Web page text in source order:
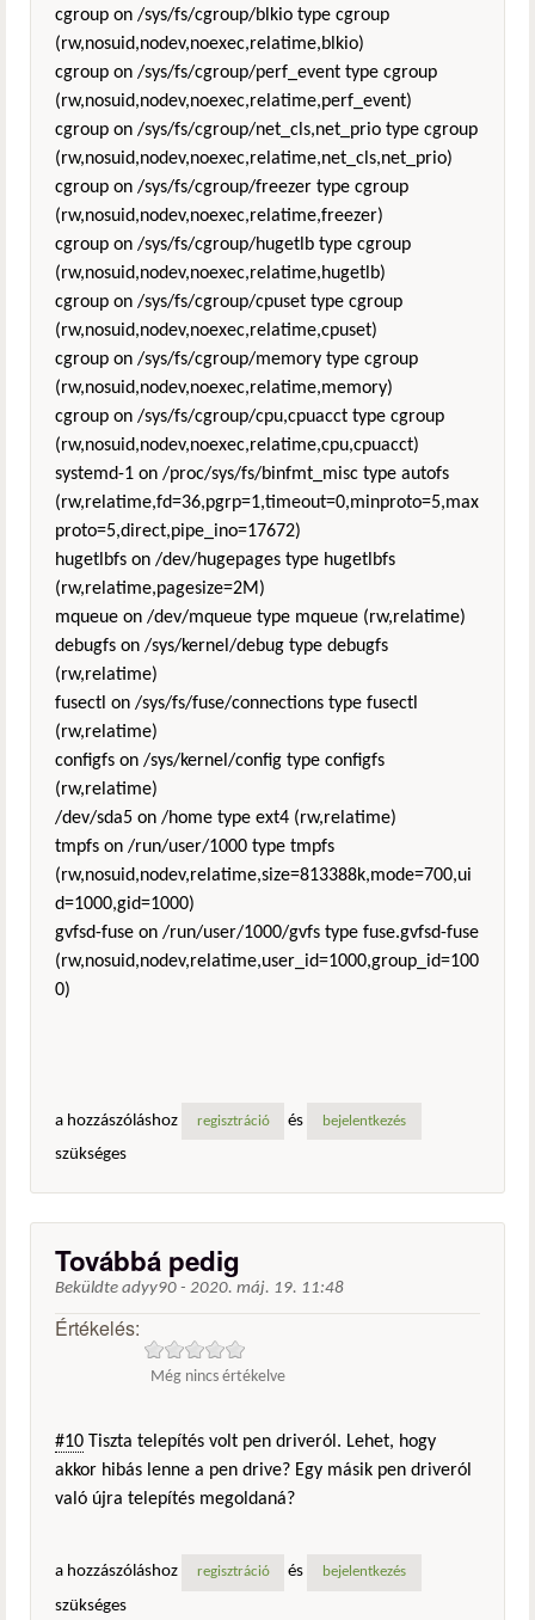
cgroup on /sys/fs/cgroup/blkio type cgroup
(rw,nosuid,nodev,noexec,relatime,blkio)
cgroup on /sys/fs/cgroup/perf_event type cgroup
(rw,nosuid,nodev,noexec,relatime,perf_event)
cgroup on /sys/fs/cgroup/net_cls,net_prio type cgroup
(rw,nosuid,nodev,noexec,relatime,net_cls,net_prio)
cgroup on /sys/fs/cgroup/freezer type cgroup
(rw,nosuid,nodev,noexec,relatime,freezer)
cgroup on /sys/fs/cgroup/hugetlb type cgroup
(rw,nosuid,nodev,noexec,relatime,hugetlb)
cgroup on /sys/fs/cgroup/cpuset type cgroup
(rw,nosuid,nodev,noexec,relatime,cpuset)
cgroup on /sys/fs/cgroup/memory type cgroup
(rw,nosuid,nodev,noexec,relatime,memory)
cgroup on /sys/fs/cgroup/cpu,cpuacct type cgroup
(rw,nosuid,nodev,noexec,relatime,cpu,cpuacct)
systemd-1 on /proc/sys/fs/binfmt_misc type autofs
(rw,relatime,fd=36,pgrp=1,timeout=0,minproto=5,max
proto=5,direct,pipe_ino=17672)
hugetlbfs on /dev/hugepages type hugetlbfs
(rw,relatime,pagesize=2M)
mqueue on /dev/mqueue type mqueue (rw,relatime)
debugfs on /sys/kernel/debug type debugfs
(rw,relatime)
fusectl on /sys/fs/fuse/connections type fusectl
(rw,relatime)
configfs on /sys/kernel/config type configfs
(rw,relatime)
/dev/sda5 on /home type ext4 (rw,relatime)
tmpfs on /run/user/1000 type tmpfs
(rw,nosuid,nodev,relatime,size=813388k,mode=700,ui
d=1000,gid=1000)
gvfsd-fuse on /run/user/1000/gvfs type fuse.gvfsd-fuse
(rw,nosuid,nodev,relatime,user_id=1000,group_id=100
0)
a hozzászóláshoz regisztráció és bejelentkezés
szükséges
Továbbá pedig
Beküldte adyy90 - 2020. máj. 19. 11:48
Értékelés:
Még nincs értékelve
#10 Tiszta telepítés volt pen driveról. Lehet, hogy
akkor hibás lenne a pen drive? Egy másik pen driveról
való újra telepítés megoldaná?
a hozzászóláshoz regisztráció és bejelentkezés
szükséges